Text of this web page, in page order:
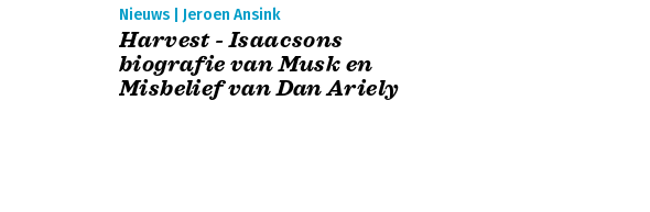
Nieuws | Jeroen Ansink
Harvest - Isaacsons
biografie van Musk en
Misbelief van Dan Ariely